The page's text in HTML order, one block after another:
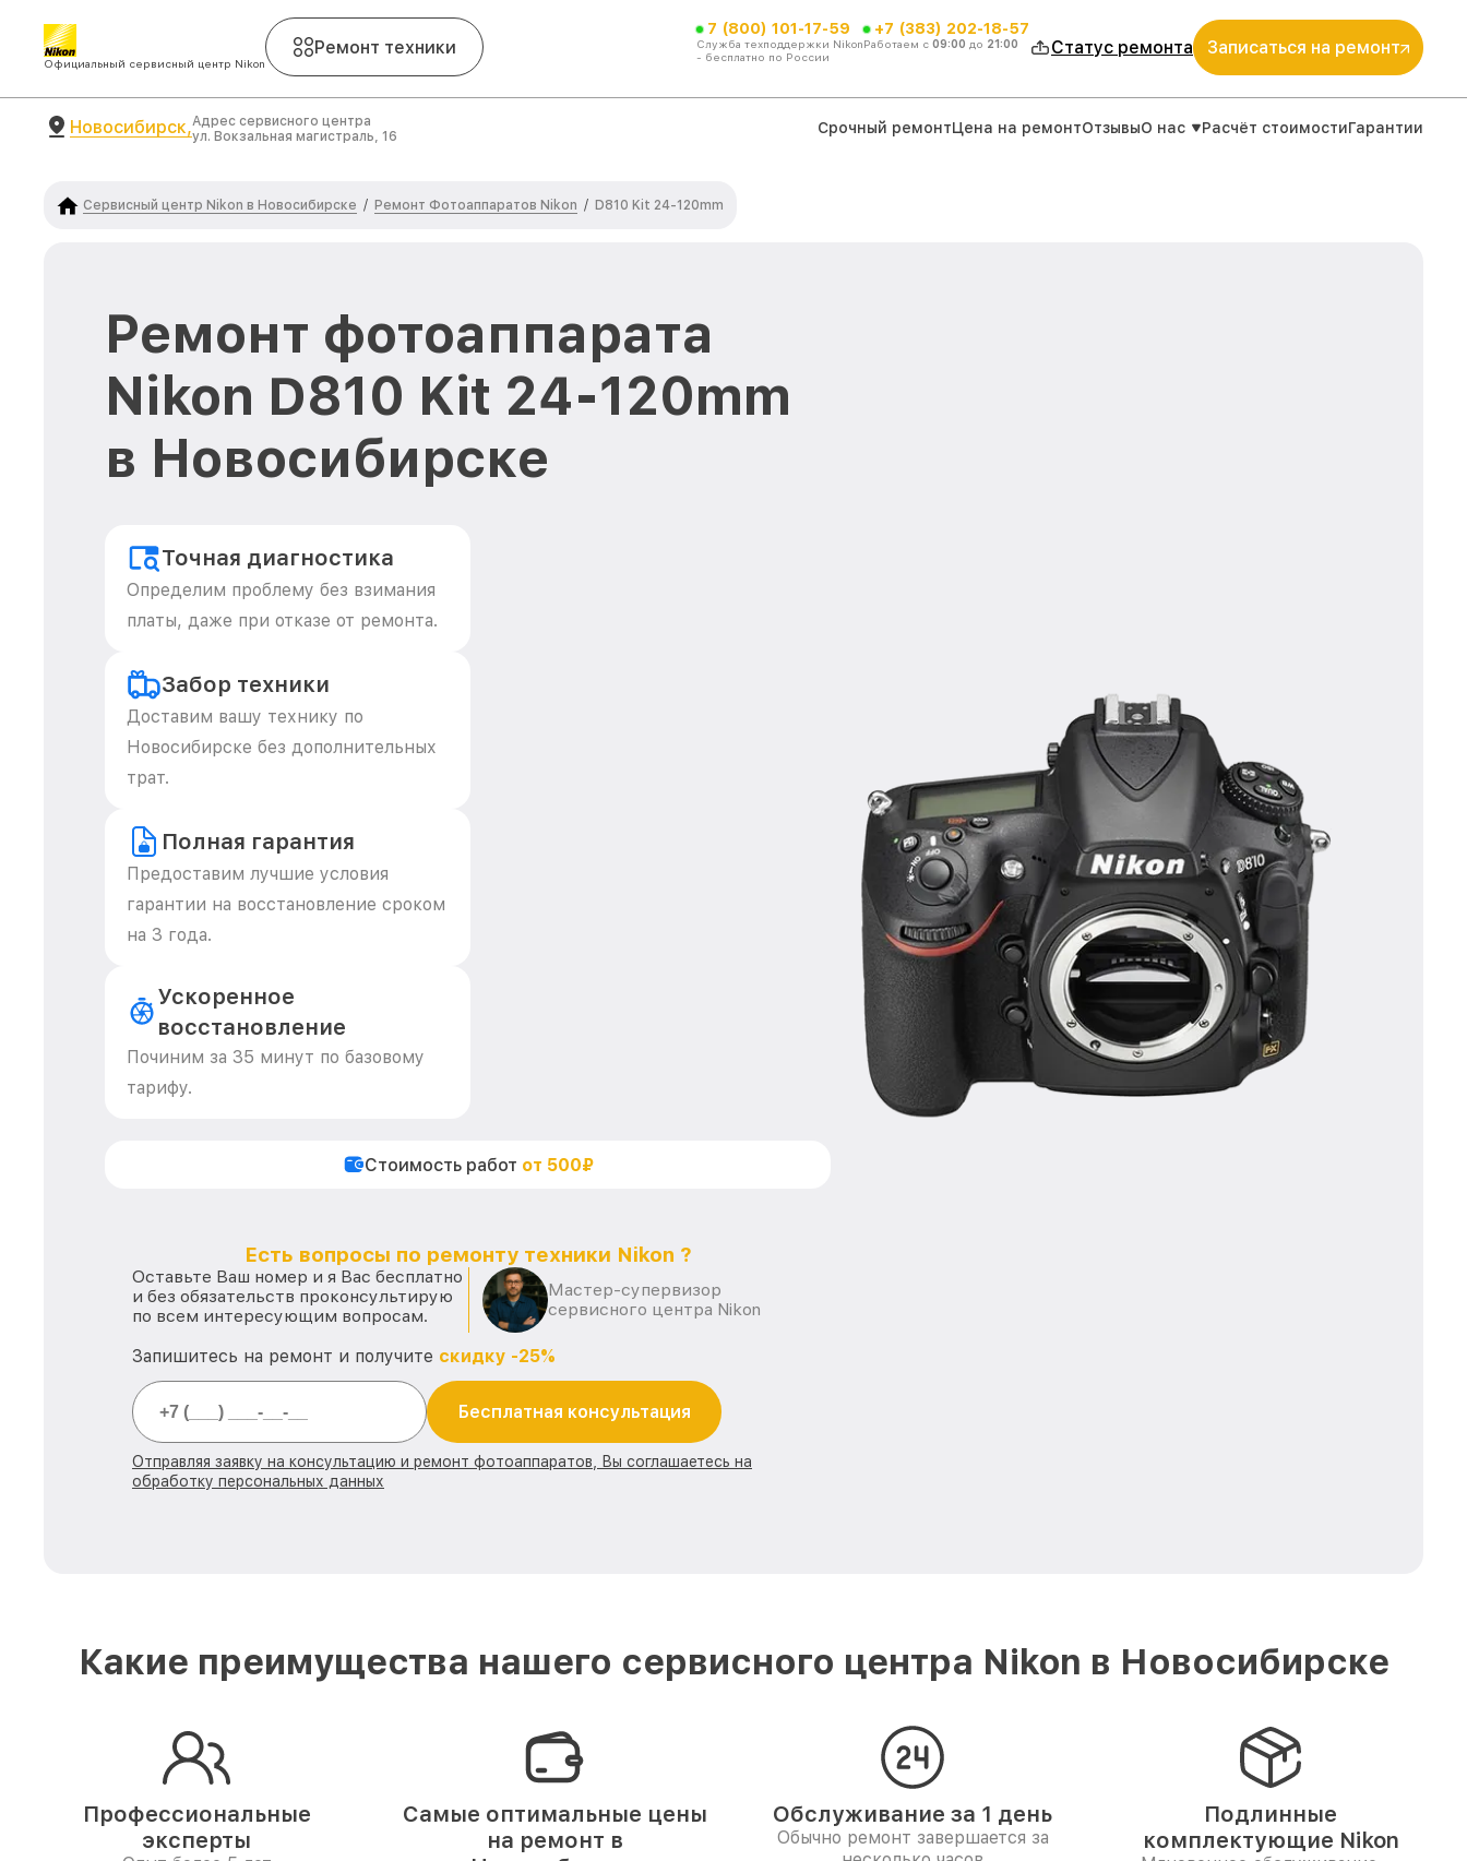
Официальный сервисный центр Nikon
Ремонт техники
7 (800) 101-17-59
Служба техподдержки Nikon
- бесплатно по России
+7 (383) 202-18-57
Работаем с 09:00 до 21:00 Статус ремонта Записаться на ремонт
Новосибирск,Адрес сервисного центра
ул. Вокзальная магистраль, 16
Срочный ремонтЦена на ремонтОтзывыО нас Расчёт стоимостиГарантии
Сервисный центр Nikon в Новосибирске / Ремонт Фотоаппаратов Nikon / D810 Kit 24-120mm
Ремонт фотоаппарата
Nikon D810 Kit 24-120mm
в Новосибирске
Точная диагностика
Определим проблему без взимания
платы, даже при отказе от ремонта.
Забор техники
Доставим вашу технику по
Новосибирске без дополнительных
трат.
Полная гарантия
Предоставим лучшие условия
гарантии на восстановление сроком
на 3 года.
Ускоренное
восстановление
Починим за 35 минут по базовому
тарифу.
Стоимость работ от 500₽
Есть вопросы по ремонту техники Nikon ?
Оставьте Ваш номер и я Вас бесплатно
и без обязательств проконсультирую
по всем интересующим вопросам.
Мастер-супервизор
сервисного центра Nikon
Запишитесь на ремонт и получите скидку -25%
Бесплатная консультация
Отправляя заявку на консультацию и ремонт фотоаппаратов, Вы соглашаетесь на
обработку персональных данных
Какие преимущества нашего сервисного центра Nikon в Новосибирске
Профессиональные
эксперты
Самые оптимальные цены
на ремонт в
Обслуживание за 1 день
Обычно ремонт завершается за
Подлинные
комплектующие Nikon